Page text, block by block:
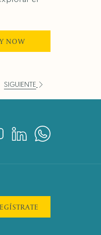
NOW
SIGUIENTE